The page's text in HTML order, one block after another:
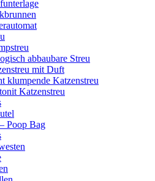
abbaubare Streu
mit Duft
klumpende Katzenstreu
Katzenstreu
Poop Bag